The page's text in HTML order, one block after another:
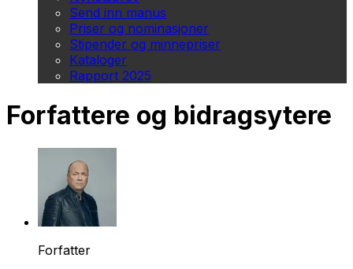
Send inn manus
Priser og nominasjoner
Stipender og minnepriser
Kataloger
Rapport 2025
Forfattere og bidragsytere
Forfatter